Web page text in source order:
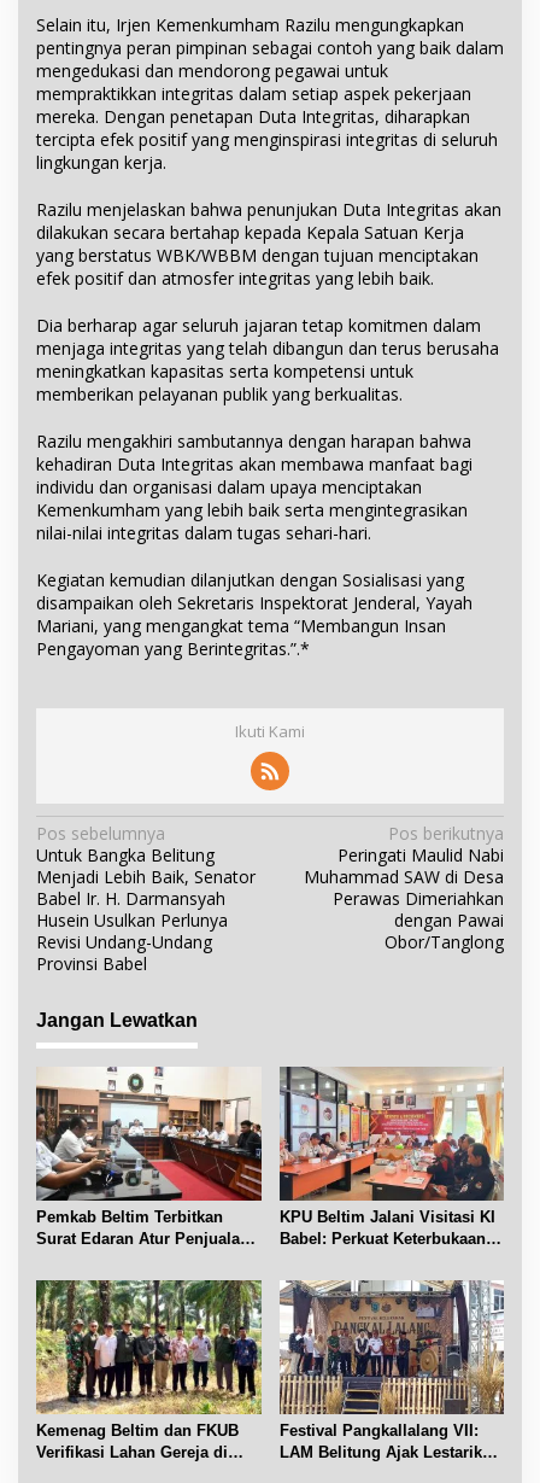
Selain itu, Irjen Kemenkumham Razilu mengungkapkan
pentingnya peran pimpinan sebagai contoh yang baik dalam
mengedukasi dan mendorong pegawai untuk
mempraktikkan integritas dalam setiap aspek pekerjaan
mereka. Dengan penetapan Duta Integritas, diharapkan
tercipta efek positif yang menginspirasi integritas di seluruh
lingkungan kerja.
Razilu menjelaskan bahwa penunjukan Duta Integritas akan
dilakukan secara bertahap kepada Kepala Satuan Kerja
yang berstatus WBK/WBBM dengan tujuan menciptakan
efek positif dan atmosfer integritas yang lebih baik.
Dia berharap agar seluruh jajaran tetap komitmen dalam
menjaga integritas yang telah dibangun dan terus berusaha
meningkatkan kapasitas serta kompetensi untuk
memberikan pelayanan publik yang berkualitas.
Razilu mengakhiri sambutannya dengan harapan bahwa
kehadiran Duta Integritas akan membawa manfaat bagi
individu dan organisasi dalam upaya menciptakan
Kemenkumham yang lebih baik serta mengintegrasikan
nilai-nilai integritas dalam tugas sehari-hari.
Kegiatan kemudian dilanjutkan dengan Sosialisasi yang
disampaikan oleh Sekretaris Inspektorat Jenderal, Yayah
Mariani, yang mengangkat tema “Membangun Insan
Pengayoman yang Berintegritas.”.*
Ikuti Kami
N
a
v
i
g
s
i
p
o
s
Pos sebelumnya
Untuk Bangka Belitung
Menjadi Lebih Baik, Senator
Babel Ir. H. Darmansyah
Husein Usulkan Perlunya
Revisi Undang-Undang
Provinsi Babel
Pos berikutnya
Peringati Maulid Nabi
Muhammad SAW di Desa
Perawas Dimeriahkan
dengan Pawai
Obor/Tanglong
Jangan Lewatkan
Pemkab Beltim Terbitkan
Surat Edaran Atur Penjualan
KPU Beltim Jalani Visitasi KI
Babel: Perkuat Keterbukaan
Kemenag Beltim dan FKUB
Verifikasi Lahan Gereja di
Festival Pangkallalang VII:
LAM Belitung Ajak Lestarikan